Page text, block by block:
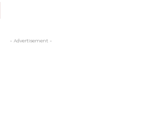
- Advertisement -